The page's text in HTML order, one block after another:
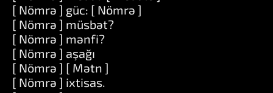
[ Nömrə ] güc: [ Nömrə ]
[ Nömrə ] müsbət?
[ Nömrə ] mənfi?
[ Nömrə ] aşağı
[ Nömrə ] [ Mətn ]
[ Nömrə ] ixtisas.